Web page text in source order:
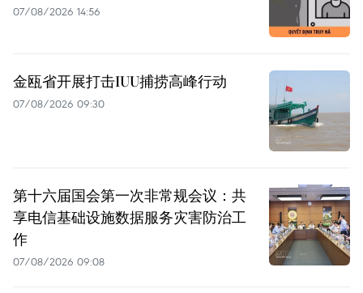
07/08/2026 14:56
金瓯省开展打击IUU捕捞高峰行动
07/08/2026 09:30
第十六届国会第一次非常规会议：共
享电信基础设施数据服务灾害防治工
作
07/08/2026 09:08